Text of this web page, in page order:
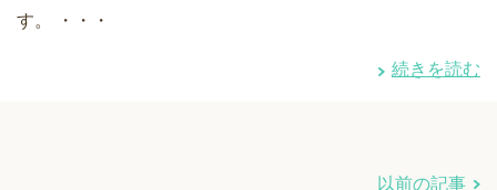
す。 ・・・
続きを読む
以前の記事